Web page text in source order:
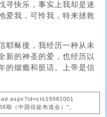
寻快乐，事实上我却是迷
爱我，可怜我，特来拯救
耶稣後，我经历一种从未
新的神圣的爱，也经历以
的烟瘾和脏话。上帝是信
期（中国信徒布道会）"。